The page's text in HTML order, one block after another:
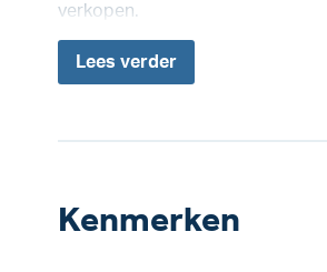
verkopen.
Lees verder
Kenmerken